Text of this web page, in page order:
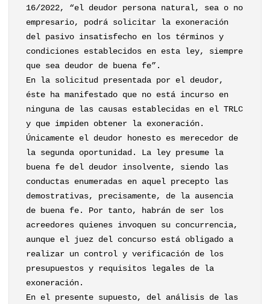
16/2022, “el deudor persona natural, sea o no
empresario, podrá solicitar la exoneración
del pasivo insatisfecho en los términos y
condiciones establecidos en esta ley, siempre
que sea deudor de buena fe”.
En la solicitud presentada por el deudor,
éste ha manifestado que no está incurso en
ninguna de las causas establecidas en el TRLC
y que impiden obtener la exoneración.
Únicamente el deudor honesto es merecedor de
la segunda oportunidad. La ley presume la
buena fe del deudor insolvente, siendo las
conductas enumeradas en aquel precepto las
demostrativas, precisamente, de la ausencia
de buena fe. Por tanto, habrán de ser los
acreedores quienes invoquen su concurrencia,
aunque el juez del concurso está obligado a
realizar un control y verificación de los
presupuestos y requisitos legales de la
exoneración.
En el presente supuesto, del análisis de las